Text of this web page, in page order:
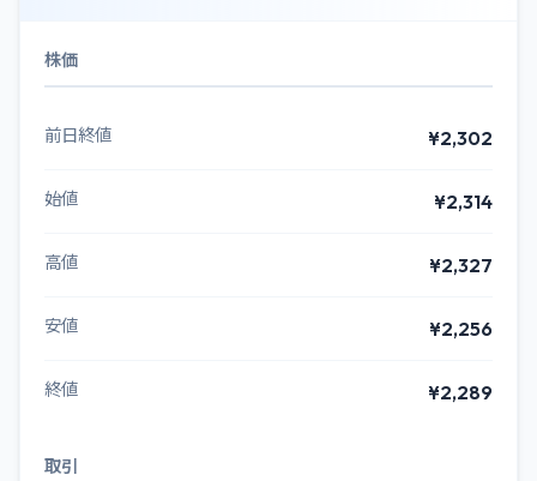
株価
前日終値 ¥2,302
始値 ¥2,314
高値 ¥2,327
安値 ¥2,256
終値 ¥2,289
取引